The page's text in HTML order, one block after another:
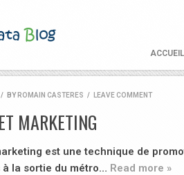
ACCUEIL
/ BY ROMAIN CASTERES / LEAVE COMMENT
MARKETING
est une technique de
à la sortie du métro… Read more »